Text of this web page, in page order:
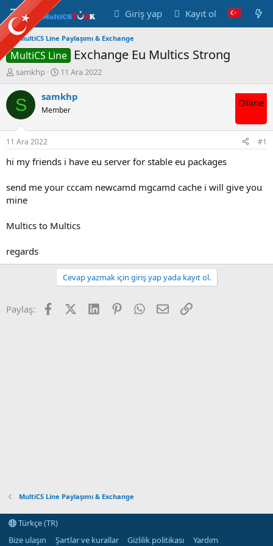
Giriş yap Kayıt ol
MultiCS Line Paylaşımı & Exchange
MultiCS Line Exchange Eu Multics Strong
K
n
u
u
B
a
ş
t
a
samkhp
B
ş
l
a
ı
ç
r
i
11 Ara 2022
S samkhp
Member
Ofline
11 Ara 2022 #1
hi my friends i have eu server for stable eu packages
send me your cccam newcamd mgcamd cache i will give you
mine
Multics to Multics
regards
Cevap yazmak için giriş yap yada kayıt ol.
Paylaş: FacebookX (Twitter)
LinkedInPinterestWhatsApp
E-postaLink
MultiCS Line Paylaşımı & Exchange
Türkçe (TR)
Bize ulaşın
Şartlar ve kurallar Gizlilik politikası
Yardım